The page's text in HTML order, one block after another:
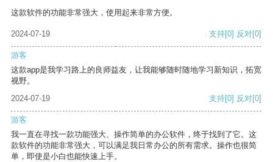
这款软件的功能非常强大，使用起来非常方便。
2024-07-19 支持[0] 反对[0]
游客
这款app是我学习路上的良师益友，让我能够随时随地学习新知识，拓宽
视野。
2024-07-19
支持[0] 反对[0]
游客
我一直在寻找一款功能强大、操作简单的办公软件，终于找到了它。这
款软件的功能非常强大，可以满足我日常办公的所有需求。操作也很简
单，即使是小白也能快速上手。